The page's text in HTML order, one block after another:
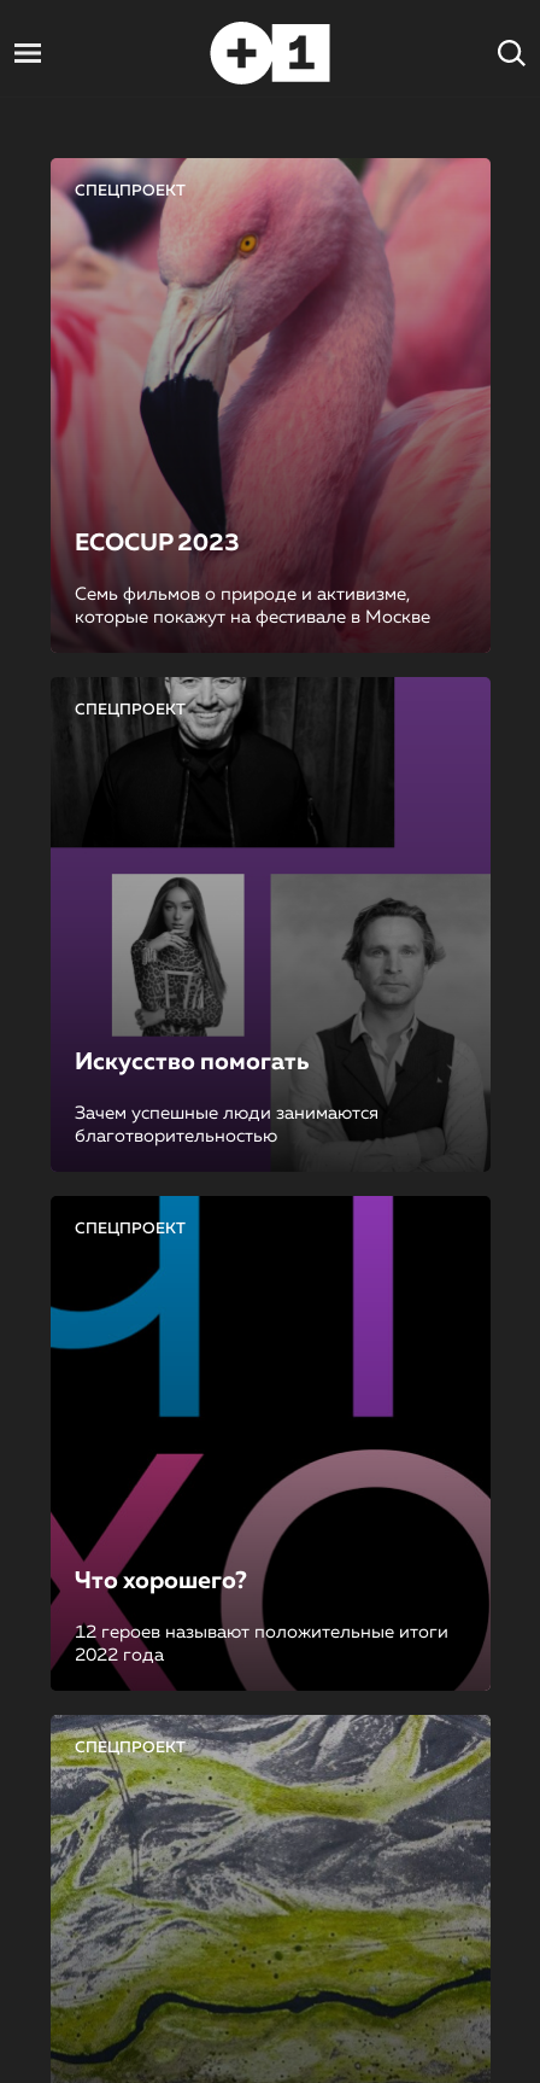
СПЕЦПРОЕКТ
ECOCUP 2023
Семь фильмов о природе и активизме,
которые покажут на фестивале в Москве
СПЕЦПРОЕКТ
Искусство помогать
Зачем успешные люди занимаются
благотворительностью
СПЕЦПРОЕКТ
Что хорошего?
12 героев называют положительные итоги
2022 года
СПЕЦПРОЕКТ